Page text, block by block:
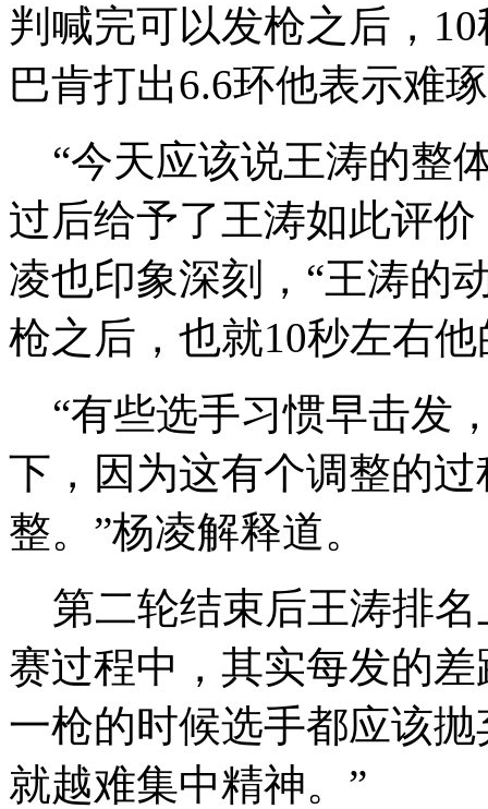
判喊完可以发枪之后，
巴肯打出6.6环他表示难
“今天应该说王涛的整
过后给予了王涛如此评
凌也印象深刻，“王涛的
枪之后，也就10秒左右
“有些选手习惯早击发
下，因为这有个调整的
整。”杨凌解释道。
第二轮结束后王涛排名
赛过程中，其实每发的
一枪的时候选手都应该
就越难集中精神。”